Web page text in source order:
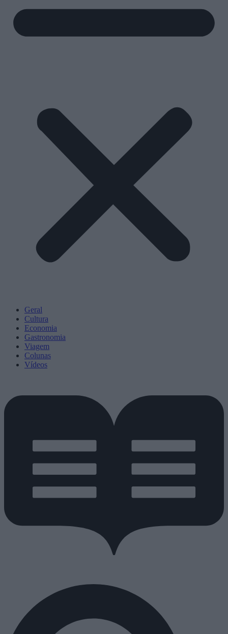
Geral
Cultura
Economia
Gastronomia
Viagem
Colunas
Vídeos